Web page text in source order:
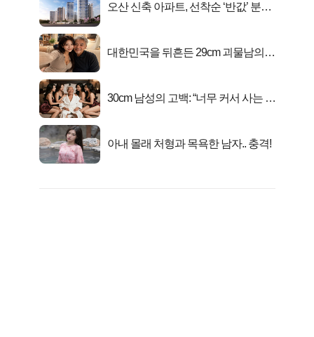
오산 신축 아파트, 선착순 ‘반값’ 분양
대한민국을 뒤흔든 29cm 괴물남의
30cm 남성의 고백: “너무 커서 사는 게
아내 몰래 처형과 목욕한 남자.. 충격!